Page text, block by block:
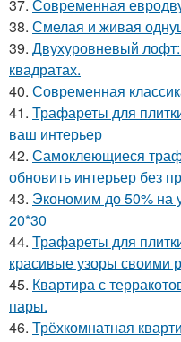
37. Современная
38. Смелая и живая
39. Двухуровневый
квадратах.
40. Современная
41. Трафареты для
ваш интерьер
42. Самоклеющиеся
обновить интерьер без
43. Экономим до 50% на
20*30
44. Трафареты для
красивые узоры своими
45. Квартира с
пары.
46. Трёхкомнатная